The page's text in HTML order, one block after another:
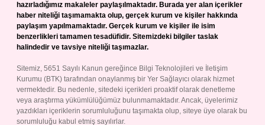
hazırladığımız makaleler paylaşılmaktadır. Burada yer alan içerikler
haber niteliği taşımamakta olup, gerçek kurum ve kişiler hakkında
paylaşım yapılmamaktadır. Gerçek kurum ve kişiler ile isim
benzerlikleri tamamen tesadüfidir. Sitemizdeki bilgiler taslak
halindedir ve tavsiye niteliği taşımazlar.
Sitemiz, 5651 Sayılı Kanun gereğince Bilgi Teknolojileri ve İletişim
Kurumu (BTK) tarafından onaylanmış bir Yer Sağlayıcı olarak hizmet
vermektedir. Bu nedenle, sitedeki içerikleri proaktif olarak denetleme
veya araştırma yükümlülüğümüz bulunmamaktadır. Ancak, üyelerimiz
yazdıkları içeriklerin sorumluluğunu taşımakta olup, siteye üye olarak bu
sorumluluğu kabul etmiş sayılırlar.